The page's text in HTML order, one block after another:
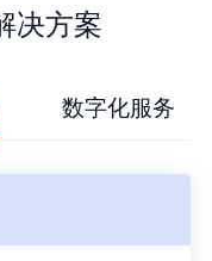
决方案
数字化服务